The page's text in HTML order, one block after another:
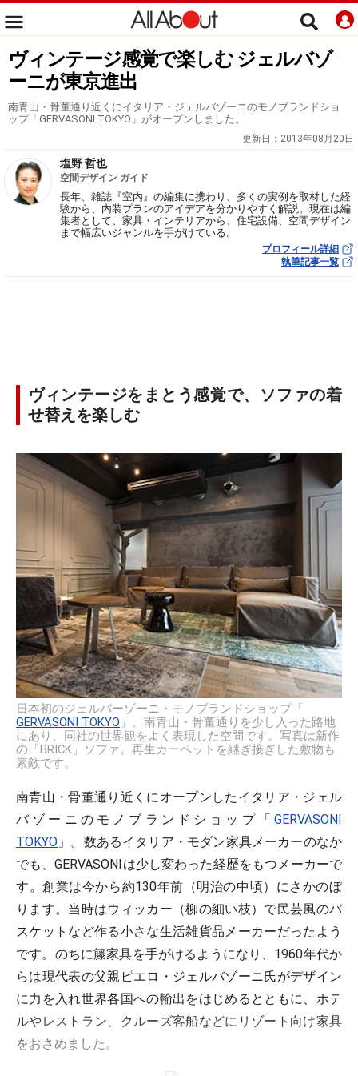
ヴィンテージ感覚で楽しむ ジェルバゾ
ーニが東京進出
南青山・骨董通り近くにイタリア・ジェルバゾーニのモノブランドショ
ップ「GERVASONI TOKYO」がオープンしました。
更新日： 2013年08月20日
塩野 哲也
空間デザイン ガイド
長年、雑誌『室内』の編集に携わり、多くの実例を取材した経
験から、内装プランのアイデアを分かりやすく解説。現在は編
集者として、家具・インテリアから、住宅設備、空間デザイン
まで幅広いジャンルを手がけている。
プロフィール詳細
執筆記事一覧
ヴィンテージをまとう感覚で、ソファの着
せ替えを楽しむ
日本初のジェルバーゾーニ・モノブランドショップ「
GERVASONI TOKYO 」。南青山・骨董通りを少し入った路地
にあり、同社の世界観をよく表現した空間です。写真は新作
の「BRICK」ソファ。再生カーペットを継ぎ接ぎした敷物も
素敵です。
南青山・骨董通り近くにオープンしたイタリア・ジェル
バゾーニのモノブランドショップ「 GERVASONI
TOKYO 」。数あるイタリア・モダン家具メーカーのなか
でも、GERVASONIは少し変わった経歴をもつメーカーで
す。創業は今から約130年前（明治の中頃）にさかのぼ
ります。当時はウィッカー（柳の細い枝）で民芸風のバ
スケットなど作る小さな生活雑貨品メーカーだったよう
です。のちに籐家具を手がけるようになり、1960年代か
らは現代表の父親ピエロ・ジェルバゾーニ氏がデザイン
に力を入れ世界各国への輸出をはじめるとともに、ホテ
ルやレストラン、クルーズ客船などにリゾート向け家具
をおさめました。